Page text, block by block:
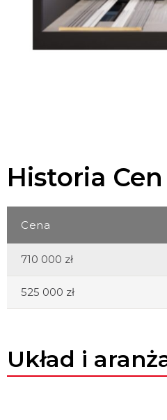
Historia Cen
Cena
710 000 zł
525 000 zł
Układ i